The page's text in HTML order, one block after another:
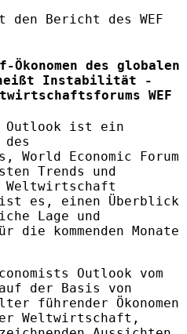
den Bericht des WEF
des globalen
Instabilität -
WEF
Outlook ist ein
World Economic Forum
Trends und
Weltwirtschaft
ist es, einen Überblick
Lage und
die kommenden Monate
Outlook vom
der Basis von
führender Ökonomen
Weltwirtschaft,